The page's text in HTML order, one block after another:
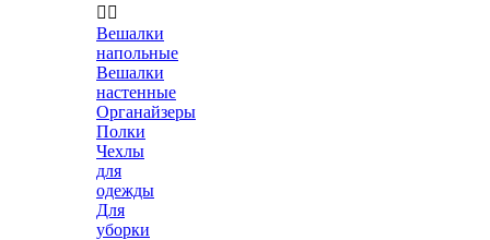
 
Вешалки
напольные
Вешалки
настенные
Органайзеры
Полки
Чехлы
для
одежды
Для
уборки